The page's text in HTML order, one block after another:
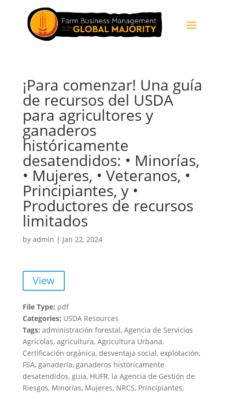
¡Para comenzar! Una guía
de recursos del USDA
para agricultores y
ganaderos
históricamente
desatendidos: • Minorías,
• Mujeres, • Veteranos, •
Principiantes, y •
Productores de recursos
limitados
by admin | Jan 22, 2024
View
File Type: pdf
Categories: USDA Resources
Tags: administración forestal, Agencia de Servicios
Agrícolas, agricultura, Agricultura Urbana,
Certificación orgánica, desventaja social, explotación,
FSA, ganadería, ganaderos históricamente
desatendidos, guia, HUFR, la Agencia de Gestión de
Riesgos, Minorías, Mujeres, NRCS, Principiantes,